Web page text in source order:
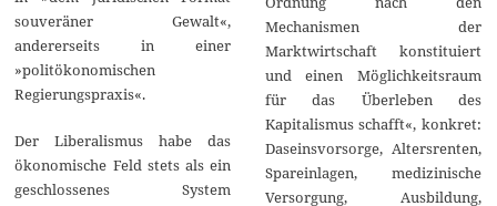
souveräner Gewalt«,
andererseits in einer
»politökonomischen
Regierungspraxis«.
Der Liberalismus habe das
ökonomische Feld stets als ein
geschlossenes System
Mechanismen der
Marktwirtschaft konstituiert
und einen Möglichkeitsraum
für das Überleben des
Kapitalismus schafft«, konkret:
Daseinsvorsorge, Altersrenten,
Spareinlagen, medizinische
Versorgung, Ausbildung,